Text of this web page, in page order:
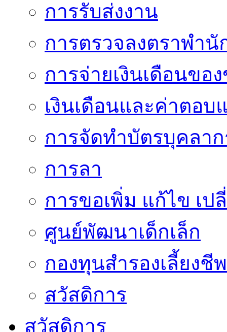
การรับส่งงาน
การตรวจลงตราพำ
การจ่ายเงินเดือนขอ
เงินเดือนและค่าตอบ
การจัดทำบัตรบุคลา
การลา
การขอเพิ่ม แก้ไข เ
ศูนย์พัฒนาเด็กเล็ก
กองทุนสำรองเลี้ยงชีพ
สวัสดิการ
สวัสดิการ